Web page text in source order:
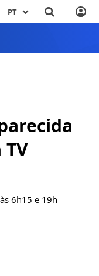
PT
6h15 e 19h